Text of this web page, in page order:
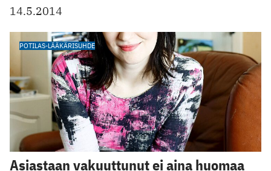
14.5.2014
POTILAS-LÄÄKÄRISUHDE
Asiastaan vakuuttunut ei aina huomaa